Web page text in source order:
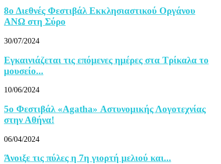
8ο Διεθνές Φεστιβάλ Εκκλησιαστικού Οργάνου
ΑΝΩ στη Σύρο
30/07/2024
Εγκαινιάζεται τις επόμενες ημέρες στα Τρίκαλα το
μουσείο...
10/06/2024
5ο Φεστιβάλ «Agatha» Αστυνομικής Λογοτεχνίας
στην Αθήνα!
06/04/2024
Άνοιξε τις πύλες η 7η γιορτή μελιού και...